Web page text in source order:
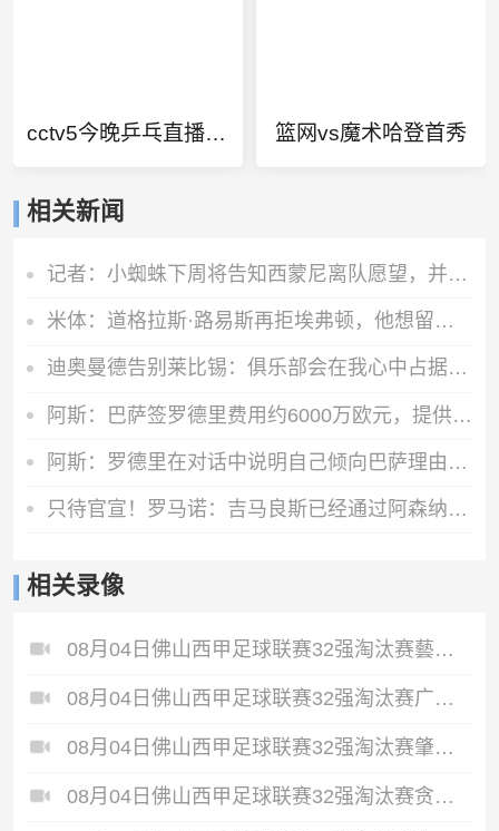
cctv5今晚乒乓直播时间 篮网vs魔术哈登首秀
相关新闻
记者：小蜘蛛下周将告知西蒙尼离队愿望，并希望得到理解和帮助
米体：道格拉斯·路易斯再拒埃弗顿，他想留队 但俱乐部尚未敲定
迪奥曼德告别莱比锡：俱乐部会在我心中占据特殊位置，感谢所有
阿斯：巴萨签罗德里费用约6000万欧元，提供4年税前3000万欧合同
阿斯：罗德里在对话中说明自己倾向巴萨理由，皇马对此理解＆祝好
只待官宣！罗马诺：吉马良斯已经通过阿森纳体检，即将签约四年
相关录像
08月04日佛山西甲足球联赛32强淘汰赛藝品高國際VS湛江狂狼·粵辉能源全场录像
08月04日佛山西甲足球联赛32强淘汰赛广东西南建设VS香港圣徒全场录像
08月04日佛山西甲足球联赛32强淘汰赛肇庆恒骏成VS三七互娱全场录像
08月04日佛山西甲足球联赛32强淘汰赛贪玩游戏VS美的薪火全场录像